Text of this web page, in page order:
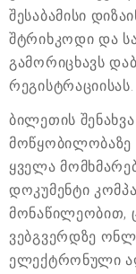
შესაბამისი
შტრიხკოდი და
გამორიცხავს
რეგისტრაციისას.
ბილეთის
მოწყობილობაზე
ყველა
დოკუმენტი
მონაწილეობით,
ვებგვერდზე
ელექტრონული